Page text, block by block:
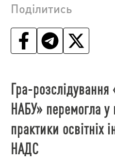
Поділитись
Гра-
НАБУ» перемогла у
практики освітніх
НАДС